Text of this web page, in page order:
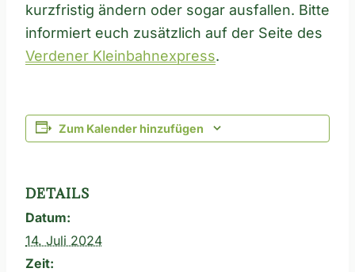
kurzfristig ändern oder sogar ausfallen. Bitte
informiert euch zusätzlich auf der Seite des
Verdener Kleinbahnexpress.
Zum Kalender hinzufügen
DETAILS
Datum:
14. Juli 2024
Zeit: